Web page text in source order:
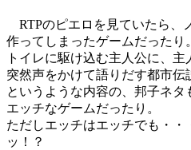
RTPのピエロを見ていたら、
作ってしまったゲームだったり。
トイレに駆け込む主人公に、
突然声をかけて語りだす都市伝
というような内容の、邦子ネタ
エッチなゲームだったり。
ただしエッチはエッチでも・
ッ！？